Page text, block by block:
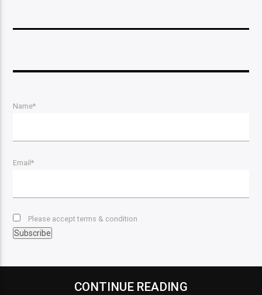
Name*
Email*
Please accept terms & condition
CONTINUE READING